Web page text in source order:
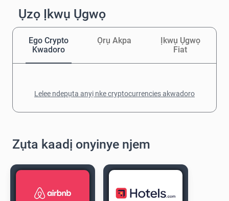
Ụzọ Ịkwụ Ụgwọ
Ego Crypto
Kwadoro
Ọrụ Akpa
Ịkwụ Ụgwọ
Fiat
Lelee ndepụta anyị nke cryptocurrencies akwadoro
Zụta kaadị onyinye njem